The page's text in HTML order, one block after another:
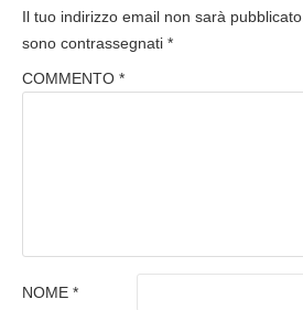
Il tuo indirizzo email non sarà pubblicato.
sono contrassegnati *
COMMENTO *
NOME *